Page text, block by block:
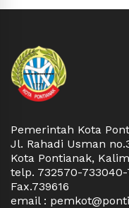
Pemerintah Kota
Jl. Rahadi Usman
Kota Pontianak,
telp. 732570-
Fax.739616
email :